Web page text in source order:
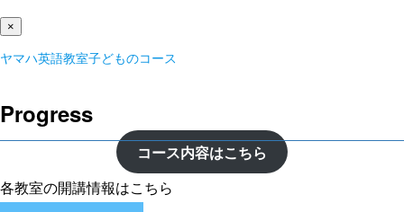
×
ヤマハ英語教室子どものコース
Progress
コース内容はこちら
各教室の開講情報はこちら